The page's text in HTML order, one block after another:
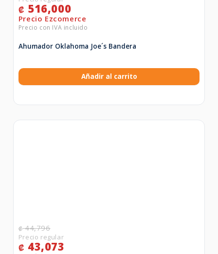
₡ 516,000
Ahumador Oklahoma Joe´s Bandera
Añadir al carrito
₡44,796
₡ 43,073